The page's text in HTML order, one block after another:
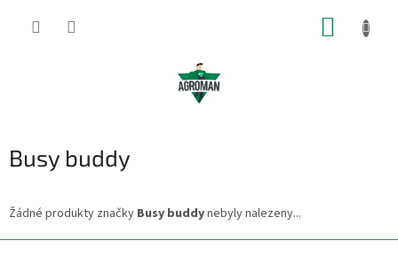
Busy buddy
Žádné produkty značky Busy buddynebyly nalezeny...